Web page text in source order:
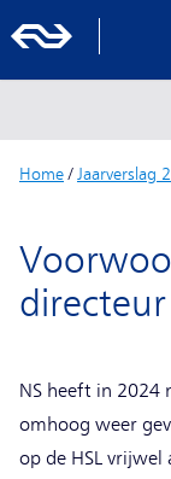
Home/ Jaarverslag
directeur
NS heeft in 2024
omhoog weer
op de HSL